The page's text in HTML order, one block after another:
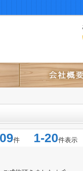
件 1-20件表示